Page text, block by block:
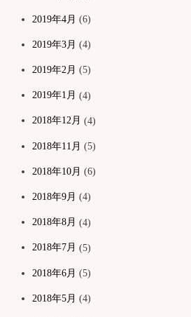
2019年4月 (6)
2019年3月 (4)
2019年2月 (5)
2019年1月 (4)
2018年12月 (4)
2018年11月 (5)
2018年10月 (6)
2018年9月 (4)
2018年8月 (4)
2018年7月 (5)
2018年6月 (5)
2018年5月 (4)